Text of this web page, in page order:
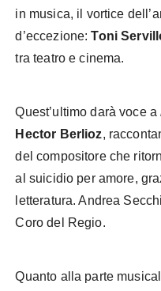
in musica, il vortice
d’eccezione:Toni
tra teatro e cinema.
Quest’ultimo darà voce a
Hector Berlioz,
del compositore che
al suicidio per amore,
letteratura. Andrea
Coro del Regio.
Quanto alla parte